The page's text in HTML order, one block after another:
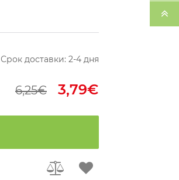
Срок доставки: 2-4 дня
6,25€ 3,79€